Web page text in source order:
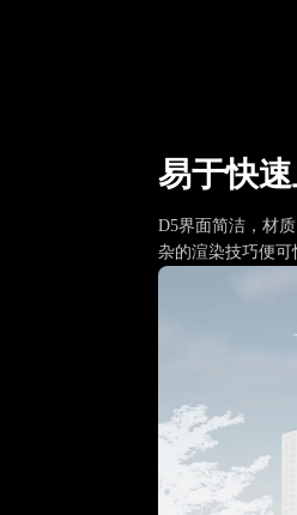
易于快
D5界面简洁，材
杂的渲染技巧便可